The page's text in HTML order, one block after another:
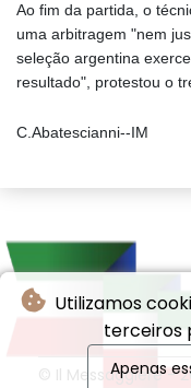
Utilizamos
terceiros
Apenas
Ao fim da partida, o
uma arbitragem "nem
seleção argentina
resultado", protestou o
C.Abatescianni--IM
© Il Messaggiere -